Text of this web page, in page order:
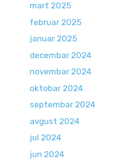
mart 2025
februar 2025
januar 2025
decembar 2024
novembar 2024
oktobar 2024
septembar 2024
avgust 2024
jul 2024
jun 2024